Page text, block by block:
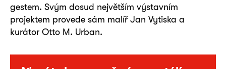
gestem. Svým dosud největším výstavním
projektem provede sám malíř Jan Vytiska a
kurátor Otto M. Urban.